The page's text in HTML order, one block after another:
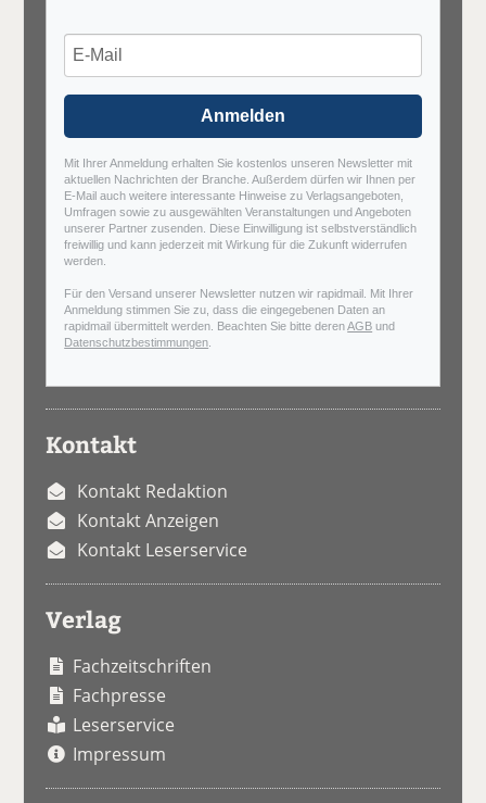
Anmelden
Mit Ihrer Anmeldung erhalten Sie kostenlos unseren Newsletter mit
aktuellen Nachrichten der Branche. Außerdem dürfen wir Ihnen per
E-Mail auch weitere interessante Hinweise zu Verlagsangeboten,
Umfragen sowie zu ausgewählten Veranstaltungen und Angeboten
unserer Partner zusenden. Diese Einwilligung ist selbstverständlich
freiwillig und kann jederzeit mit Wirkung für die Zukunft widerrufen
werden.
Für den Versand unserer Newsletter nutzen wir rapidmail. Mit Ihrer
Anmeldung stimmen Sie zu, dass die eingegebenen Daten an
rapidmail übermittelt werden. Beachten Sie bitte derenAGB und
Datenschutzbestimmungen
Kontakt
Kontakt Redaktion
Kontakt Anzeigen
Kontakt Leserservice
Verlag
Fachzeitschriften
Fachpresse
Leserservice
Impressum